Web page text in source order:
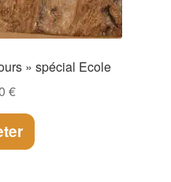
» spécial Ecole
€